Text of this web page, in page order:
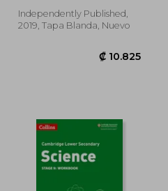
₡ 11.860
Borges Soto)
Independently Published,
2019, Tapa Blanda, Nuevo